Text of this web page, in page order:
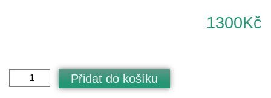
1300Kč
Přidat do košíku